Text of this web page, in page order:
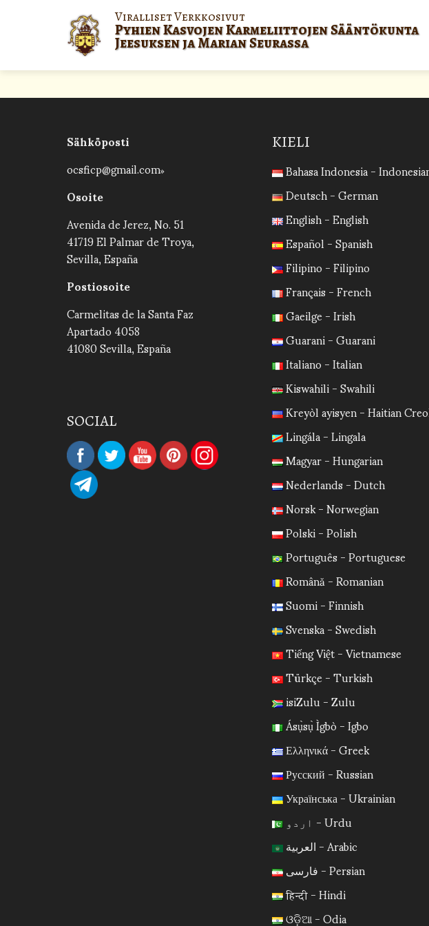
Viralliset Verkkosivut
Pyhien Kasvojen Karmeliittojen Sääntökunta
Jeesuksen ja Marian Seurassa
Sähköposti
ocsficp@gmail.com
Osoite
Avenida de Jerez, No. 51
41719 El Palmar de Troya,
Sevilla, España
Postiosoite
Carmelitas de la Santa Faz
Apartado 4058
41080 Sevilla, España
SOCIAL
KIELI
Bahasa Indonesia -
Deutsch - German
English - English
Español - Spanish
Filipino - Filipino
Français - French
Gaeilge - Irish
Guarani - Guarani
Italiano - Italian
Kiswahili - Swahili
Kreyòl ayisyen - Haitian
Lingála - Lingala
Magyar - Hungarian
Nederlands - Dutch
Norsk - Norwegian
Polski - Polish
Português - Portuguese
Română - Romanian
Suomi - Finnish
Svenska - Swedish
Tiếng Việt - Vietnamese
Türkçe - Turkish
isiZulu - Zulu
Ásụ̀sụ̀ Ìgbò - Igbo
Ελληνικά - Greek
Русский - Russian
Українська - Ukrainian
اردو - Urdu
العربية - Arabic
فارسی - Persian
हिन्दी - Hindi
ଓଡ଼ିଆ - Odia